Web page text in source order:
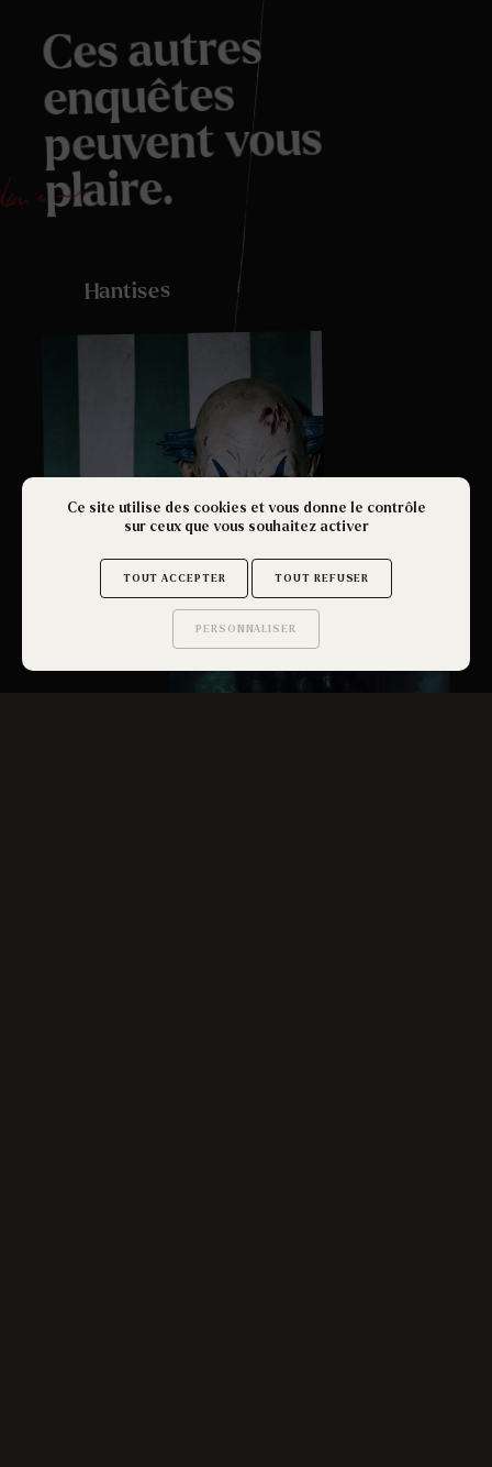
Ces autres
enquêtes
peuvent vous
plaire.
Hantises
Les
de
Salem
les secrets de ce site ?
Ce site utilise des cookies et vous donne le contrôle
sur ceux que vous souhaitez activer
TOUT ACCEPTER TOUT REFUSER
PERSONNALISER